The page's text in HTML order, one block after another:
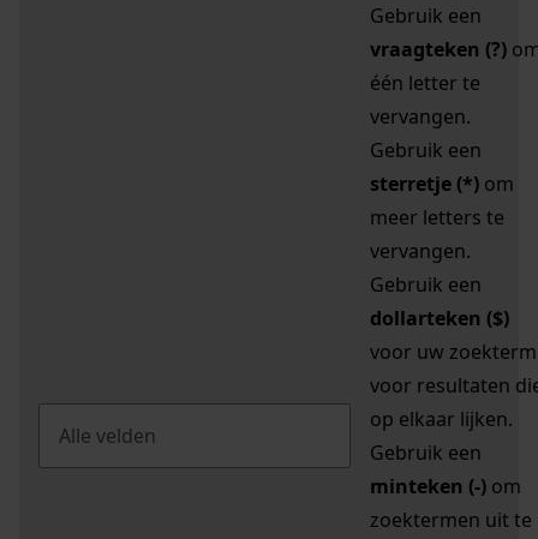
Gebruik een
vraagteken (?)
één letter te
vervangen.
Gebruik een
sterretje (*) om
meer letters te
vervangen.
Gebruik een
dollarteken ($)
voor uw zoekterm
voor resultaten
op elkaar lijken.
Gebruik een
minteken (-) om
zoektermen uit te